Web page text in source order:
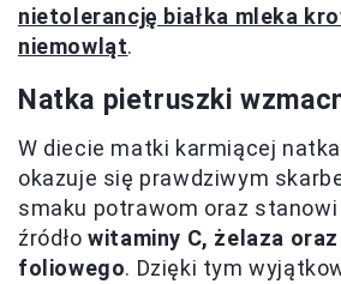
nietolerancję białka mleka
niemowląt.
Natka pietruszki
W diecie matki karmiącej
okazuje się prawdziwym
smaku potrawom oraz
źródłowitaminy C, żelaza
foliowego. Dzięki tym